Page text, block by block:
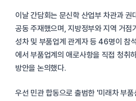
이날 간담회는 문신학 산업부 차관과 권
공동 주재했으며, 지방정부와 지역 거점
성차 및 부품업계 관계자 등 46명이 참
에서 부품업계의 애로사항을 직접 청취
방안을 논의했다.
우선 민관 합동으로 출범한 '미래차 부